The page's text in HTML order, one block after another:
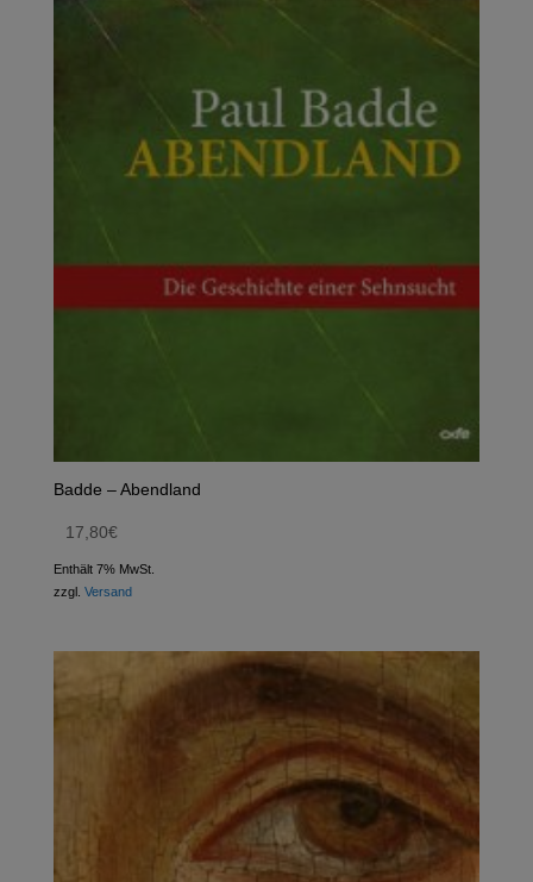
Badde – Abendland
17,80€
Enthält 7% MwSt.
zzgl. Versand